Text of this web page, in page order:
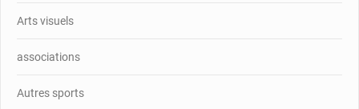
Arts visuels
associations
Autres sports